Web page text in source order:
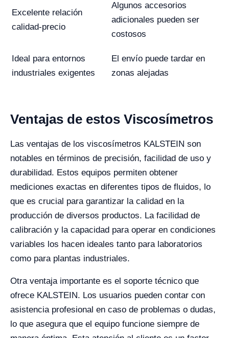
Excelente relación
calidad-precio
Algunos accesorios
adicionales pueden ser
costosos
Ideal para entornos
industriales exigentes
El envío puede tardar en
zonas alejadas
Ventajas de estos Viscosímetros
Las ventajas de los viscosímetros KALSTEIN son
notables en términos de precisión, facilidad de uso y
durabilidad. Estos equipos permiten obtener
mediciones exactas en diferentes tipos de fluidos, lo
que es crucial para garantizar la calidad en la
producción de diversos productos. La facilidad de
calibración y la capacidad para operar en condiciones
variables los hacen ideales tanto para laboratorios
como para plantas industriales.
Otra ventaja importante es el soporte técnico que
ofrece KALSTEIN. Los usuarios pueden contar con
asistencia profesional en caso de problemas o dudas,
lo que asegura que el equipo funcione siempre de